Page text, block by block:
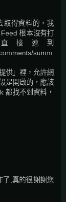
取得資料的，我
根本沒有打
接連到
summ
供」裡，允許網
是開啟的，應該
都找不到資料，
了,真的很謝謝您